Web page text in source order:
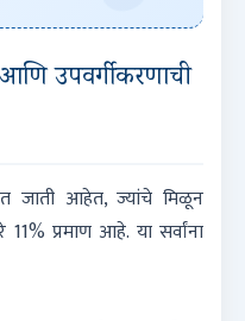
उपवर्गीकरणाची
जाती आहेत, ज्यांचे मिळून
प्रमाण आहे. या सर्वांना